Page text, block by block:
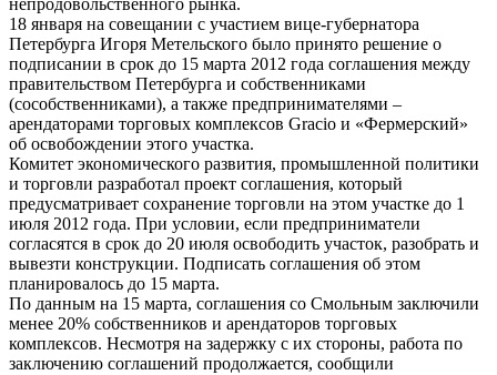
непродовольственного рынка.
18 января на совещании с участием вице-губернатора
Петербурга Игоря Метельского было принято решение о
подписании в срок до 15 марта 2012 года соглашения между
правительством Петербурга и собственниками
(сособственниками), а также предпринимателями –
арендаторами торговых комплексов Gracio и «Фермерский»
об освобождении этого участка.
Комитет экономического развития, промышленной политики
и торговли разработал проект соглашения, который
предусматривает сохранение торговли на этом участке до 1
июля 2012 года. При условии, если предприниматели
согласятся в срок до 20 июля освободить участок, разобрать и
вывезти конструкции. Подписать соглашения об этом
планировалось до 15 марта.
По данным на 15 марта, соглашения со Смольным заключили
менее 20% собственников и арендаторов торговых
комплексов. Несмотря на задержку с их стороны, работа по
заключению соглашений продолжается, сообщили